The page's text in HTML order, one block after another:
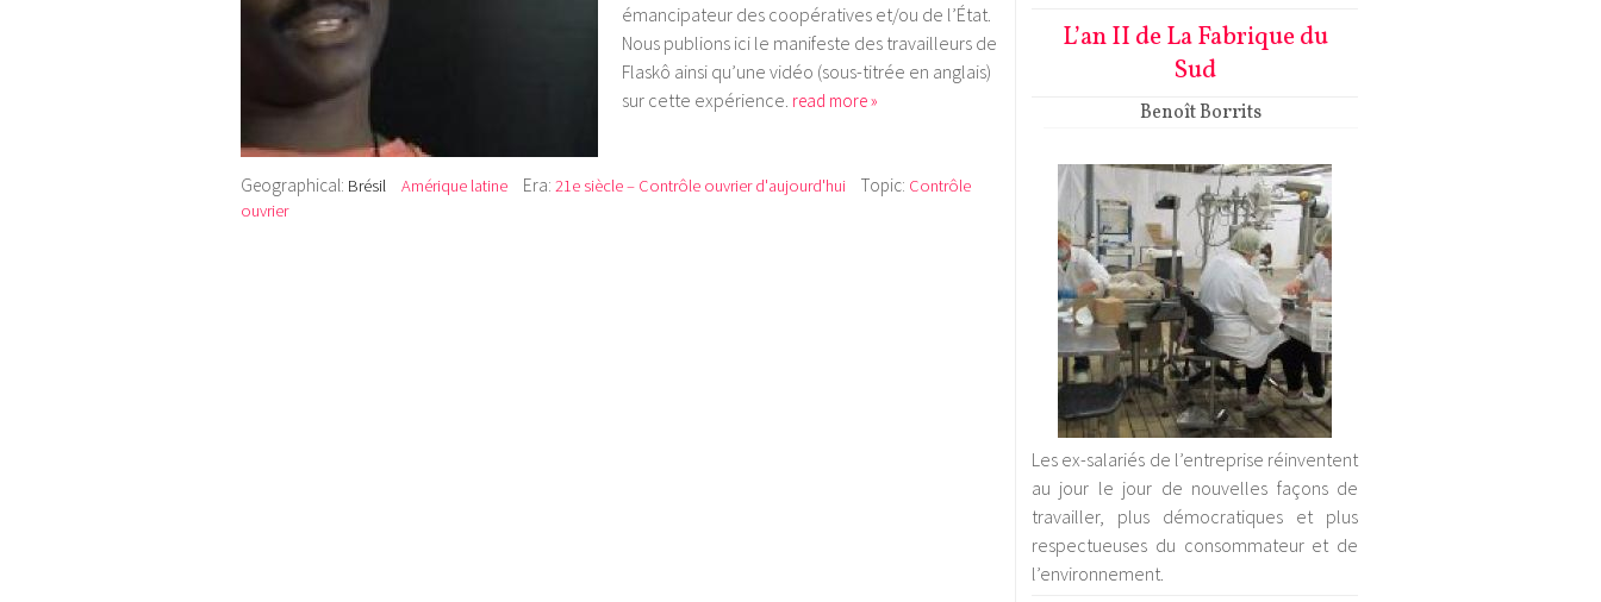
émancipateur des coopératives et/ou de l’État.
Nous publions ici le manifeste des travailleurs de
Flaskô ainsi qu’une vidéo (sous-titrée en anglais)
sur cette expérience. read more »
Geographical: Brésil Amérique latine Era: 21e siècle – Contrôle ouvrier d'aujourd'hui Topic: Contrôle
ouvrier
L’an II de La Fabrique du
Sud
Benoît Borrits
Les ex-salariés de l’entreprise réinventent
au jour le jour de nouvelles façons de
travailler, plus démocratiques et plus
respectueuses du consommateur et de
l’environnement.